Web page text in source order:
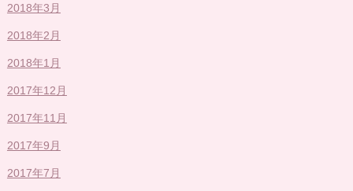
2018年3月
2018年2月
2018年1月
2017年12月
2017年11月
2017年9月
2017年7月